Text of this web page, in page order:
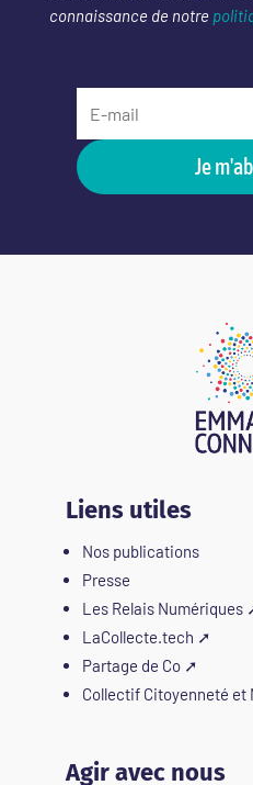
connaissance de notre
Je
Liens utiles
Nos publications
Presse
Les Relais Numériques
LaCollecte.tech ➚
Partage de Co➚
Collectif Citoyenneté et
Agir avec nous